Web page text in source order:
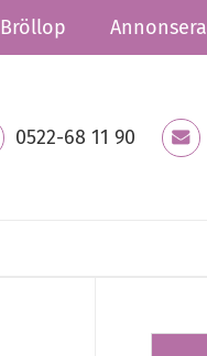
Bröllop Annonsera
0522-68 11 90